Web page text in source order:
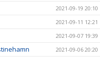
2021-09-19 20:10
2021-09-11 12:21
2021-09-07 19:39
2021-09-06 20:20